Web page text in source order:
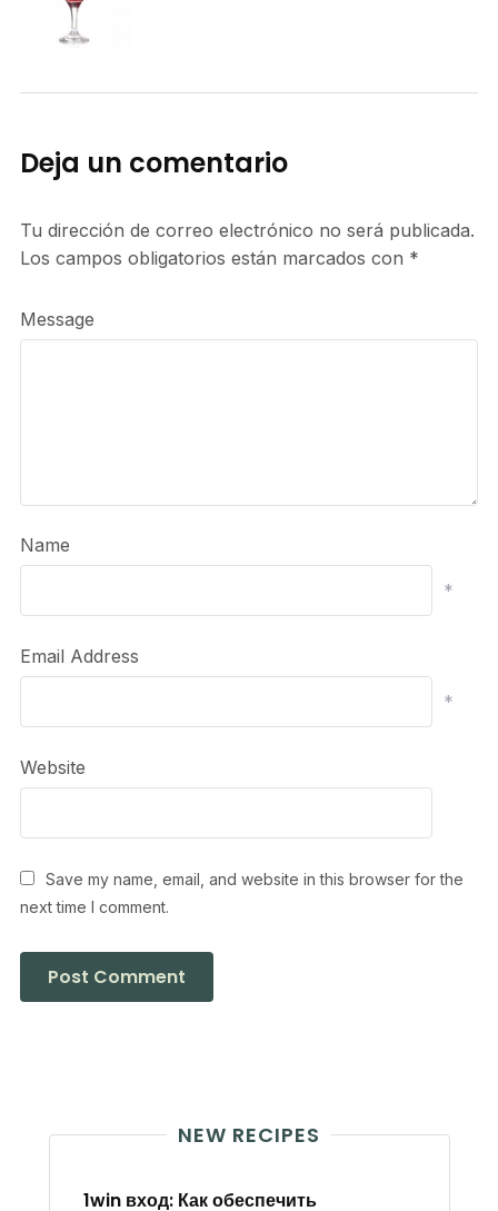
Deja un comentario
Tu dirección de correo electrónico no será publicada.
Los campos obligatorios están marcados con *
Message
Name
*
Email Address
*
Website
Save my name, email, and website in this browser for the
next time I comment.
NEW RECIPES
1win вход: Как обеспечить